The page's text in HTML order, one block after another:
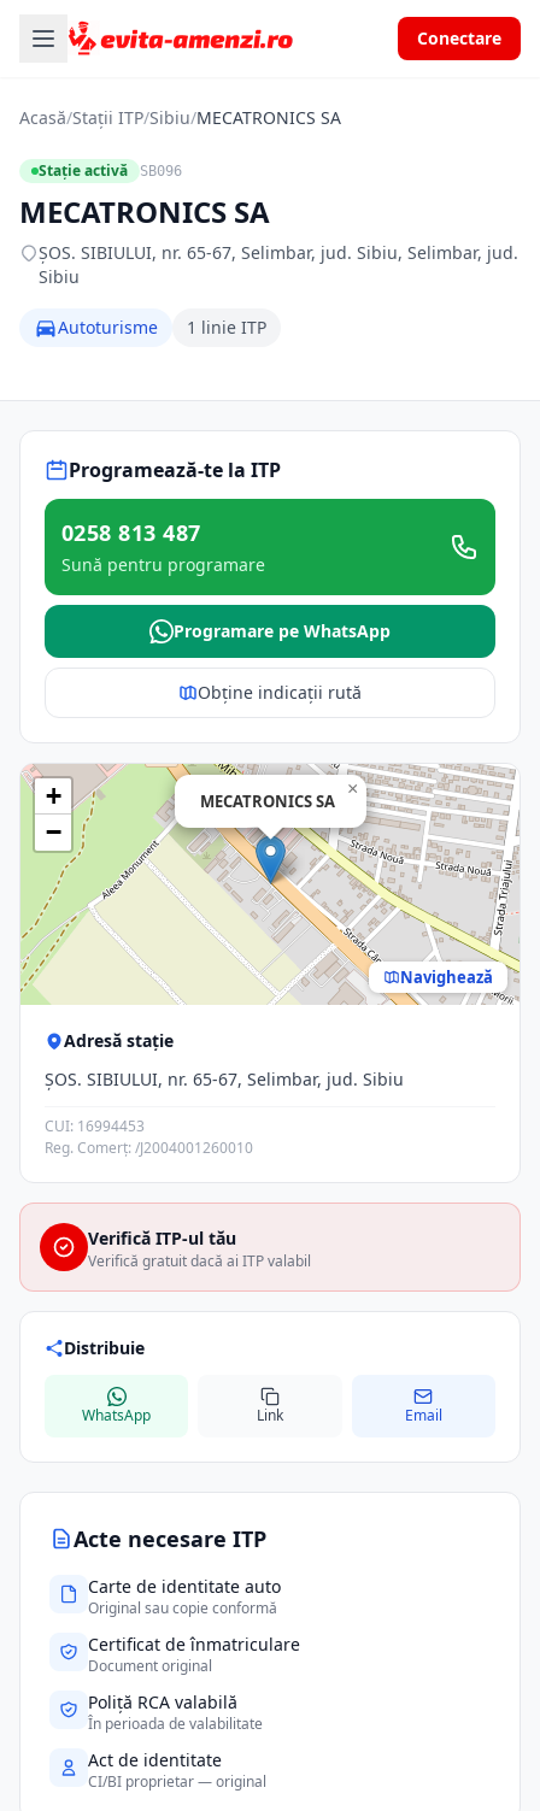
Conectare
Acasă/Stații ITP/Sibiu/MECATRONICS SA
Stație activă SB096
MECATRONICS SA
ŞOS. SIBIULUI, nr. 65-67, Selimbar, jud. Sibiu, Selimbar, jud.
Sibiu
Autoturisme 1 linie ITP
Acte necesare ITP
Carte de identitate auto
Original sau copie conformă
Certificat de înmatriculare
Document original
Poliță RCA valabilă
În perioada de valabilitate
Act de identitate
CI/BI proprietar — original
Programează-te la ITP
0258 813 487
Sună pentru programare
Programare pe WhatsApp
Obține indicații rută
MECATRONICS SA
×
+
−
Navighează
Adresă stație
ŞOS. SIBIULUI, nr. 65-67, Selimbar, jud. Sibiu
CUI: 16994453
Reg. Comerț: /J2004001260010
Verifică ITP-ul tău
Verifică gratuit dacă ai ITP valabil
Distribuie
WhatsApp Link Email